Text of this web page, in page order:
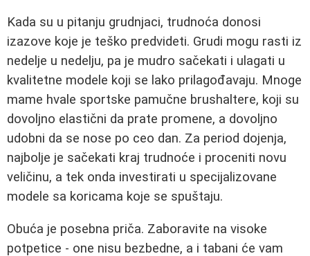
Kada su u pitanju grudnjaci, trudnoća donosi
izazove koje je teško predvideti. Grudi mogu rasti iz
nedelje u nedelju, pa je mudro sačekati i ulagati u
kvalitetne modele koji se lako prilagođavaju. Mnoge
mame hvale sportske pamučne brushaltere, koji su
dovoljno elastični da prate promene, a dovoljno
udobni da se nose po ceo dan. Za period dojenja,
najbolje je sačekati kraj trudnoće i proceniti novu
veličinu, a tek onda investirati u specijalizovane
modele sa koricama koje se spuštaju.
Obuća je posebna priča. Zaboravite na visoke
potpetice - one nisu bezbedne, a i tabani će vam